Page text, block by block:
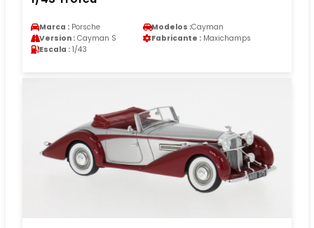
Marca : Porsche Modelos :Cayman
Version : Cayman S Fabricante : Maxichamps
Escala : 1/43